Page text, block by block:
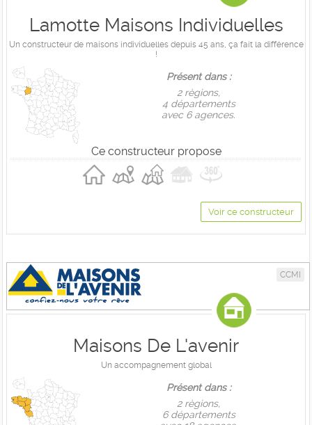
Lamotte Maisons Individuelles
Un constructeur de maisons individuelles depuis 45 ans, ça fait la différence
!
Présent dans :
2 règions,
4 départements
avec 6 agences.
Ce constructeur propose
Voir ce constructeur
CCMI
Maisons De L'avenir
Un accompagnement global
Présent dans :
2 règions,
6 départements